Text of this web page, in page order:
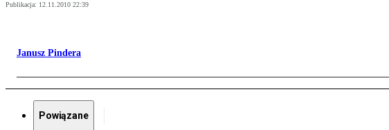
Publikacja: 12.11.2010 22:39
Janusz Pindera
Powiązane